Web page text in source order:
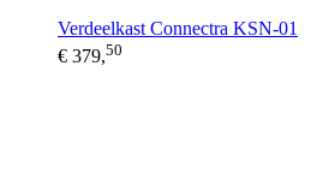
Verdeelkast Connectra KSN-01
€ 379,50